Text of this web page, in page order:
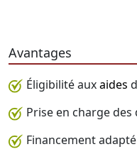
Avantages
Éligibilité auxaides
Prise en charge
Financement